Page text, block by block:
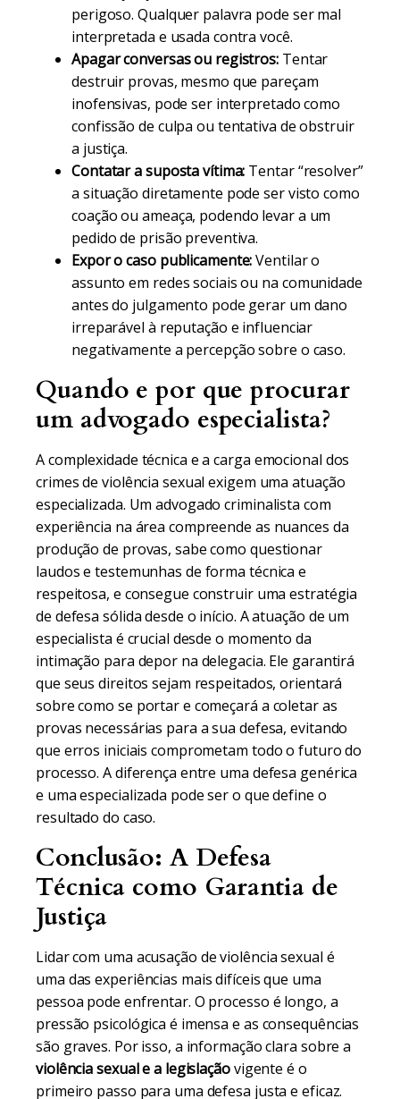
perigoso. Qualquer palavra pode ser mal
interpretada e usada contra você.
Apagar conversas ou registros: Tentar
destruir provas, mesmo que pareçam
inofensivas, pode ser interpretado como
confissão de culpa ou tentativa de obstruir
a justiça.
Contatar a suposta vítima: Tentar “resolver”
a situação diretamente pode ser visto como
coação ou ameaça, podendo levar a um
pedido de prisão preventiva.
Expor o caso publicamente:Ventilar o
assunto em redes sociais ou na comunidade
antes do julgamento pode gerar um dano
irreparável à reputação e influenciar
negativamente a percepção sobre o caso.
Quando e por que procurar
um advogado especialista?
A complexidade técnica e a carga emocional dos
crimes de violência sexual exigem uma atuação
especializada. Um advogado criminalista com
experiência na área compreende as nuances da
produção de provas, sabe como questionar
laudos e testemunhas de forma técnica e
respeitosa, e consegue construir uma estratégia
de defesa sólida desde o início. A atuação de um
especialista é crucial desde o momento da
intimação para depor na delegacia. Ele garantirá
que seus direitos sejam respeitados, orientará
sobre como se portar e começará a coletar as
provas necessárias para a sua defesa, evitando
que erros iniciais comprometam todo o futuro do
processo. A diferença entre uma defesa genérica
e uma especializada pode ser o que define o
resultado do caso.
Conclusão: A Defesa
Técnica como Garantia de
Justiça
Lidar com uma acusação de violência sexual é
uma das experiências mais difíceis que uma
pessoa pode enfrentar. O processo é longo, a
pressão psicológica é imensa e as consequências
são graves. Por isso, a informação clara sobre a
violência sexual e a legislaçãovigente é o
primeiro passo para uma defesa justa e eficaz.